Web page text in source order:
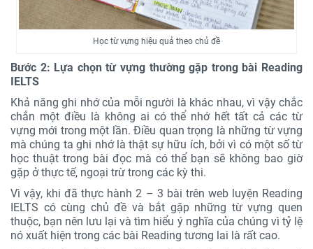
Học từ vựng hiệu quả theo chủ đề
Bước 2: Lựa chọn từ vựng thường gặp trong bài Reading
IELTS
Khả năng ghi nhớ của mỗi người là khác nhau, vì vậy chắc
chắn một điều là không ai có thể nhớ hết tất cả các từ
vựng mới trong một lần. Điều quan trọng là những từ vựng
mà chúng ta ghi nhớ là thật sự hữu ích, bởi vì có một số từ
học thuật trong bài đọc mà có thể bạn sẽ không bao giờ
gặp ở thực tế, ngoại trừ trong các kỳ thi.
Vì vậy, khi đã thực hành 2 – 3 bài trên web luyện Reading
IELTS có cùng chủ đề và bắt gặp những từ vựng quen
thuộc, bạn nên lưu lại và tìm hiểu ý nghĩa của chúng vì tỷ lệ
nó xuất hiện trong các bài Reading tương lai là rất cao.